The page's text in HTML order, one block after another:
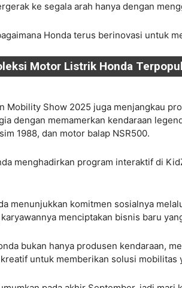
ke segala arah hanya dengan
Honda terus berinovasi untuk
Motor Listrik Honda
Mobility Show 2025 juga menjangkau
dengan memamerkan kendaraan
1988, dan motor balap NSR500.
menghadirkan program interaktif di
menunjukkan komitmen sosialnya
menciptakan bisnis baru
bukan hanya produsen kendaraan,
untuk memberikan solusi mobilitas